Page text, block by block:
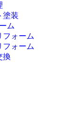
塗装
ム
フォーム
フォーム
換